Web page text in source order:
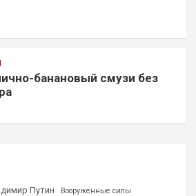
банановый смузи без
Путин Вооруженные силы